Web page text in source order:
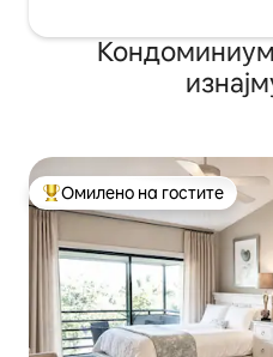
Меѓу најуспешните
Омилено на гостите